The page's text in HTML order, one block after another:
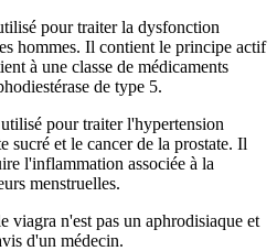
pour traiter la dysfonction
hommes. Il contient le principe actif
à une classe de médicaments
de type 5.
pour traiter l'hypertension
sucré et le cancer de la prostate. Il
l'inflammation associée à la
menstruelles.
viagra n'est pas un aphrodisiaque et
d'un médecin.